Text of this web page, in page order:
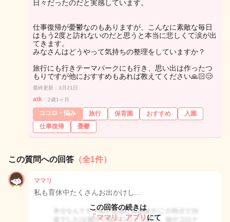
日々だったのだと実感しています。
仕事復帰が憂鬱なのもありますが、こんなに素敵な毎日
はもう2度と訪れないのだと思うと本当に悲しくて涙が出
てきます。
みなさんはどうやって気持ちの整理をしていますか？
旅行にも行きテーマパークにも行き、思い出は作ったつ
もりですが他におすすめもあれば教えてください🙏🏻😢
最終更新：3月21日
atk 2歳1ヶ月
ココロ・悩み 旅行 保育園 おすすめ
入園
仕事復帰
憂鬱
この質問への回答 （全1件）
ママリ
私も育休中たくさんお出かけし…
この回答の続きは
「ママリ」アプリ にて